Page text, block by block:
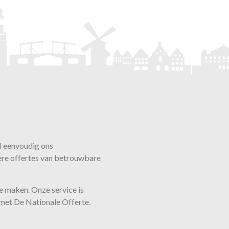
ons
offertes van betrouwbare
maken. Onzeservice is
De Nationale Offerte.